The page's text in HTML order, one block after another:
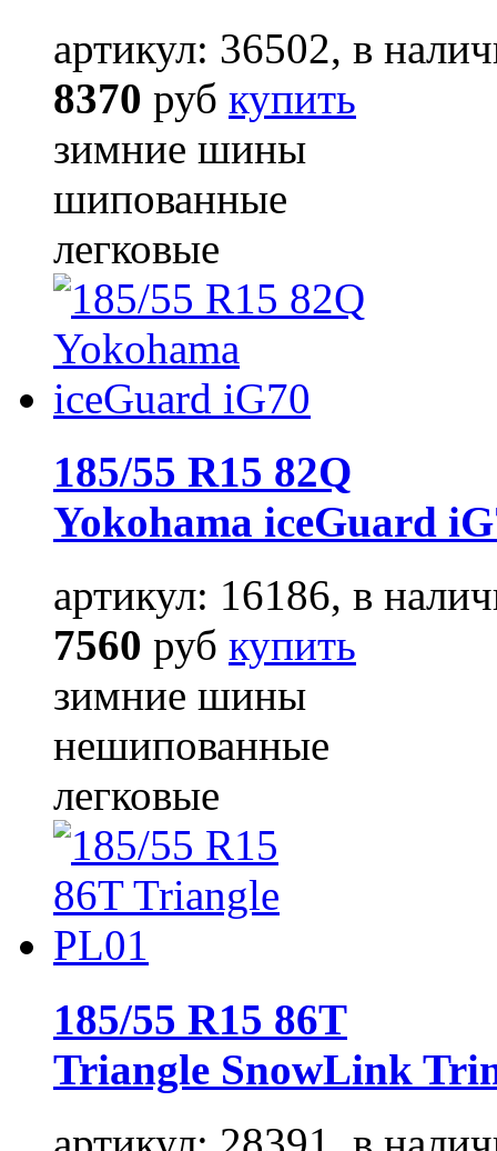
артикул: 36502, в
8370 руб купить
зимние шины
шипованные
легковые
185/55 R15 82Q
Yokohama iceGuard
артикул: 16186, в
7560 руб купить
зимние шины
нешипованные
легковые
185/55 R15 86T
Triangle SnowLink